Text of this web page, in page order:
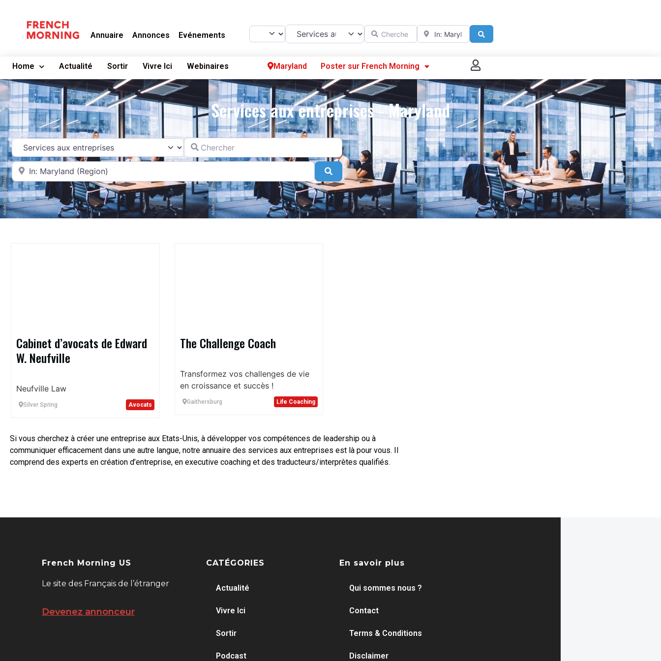
Annuaire Annonces Evénements
Select search type
Catégorie Chercher A proximité de
Home Actualité Sortir Vivre Ici Webinaires Maryland Poster sur French Morning
Se connecter
S’enregistrer
Poster sur French Morning
Services aux entreprises - Maryland
Catégorie Chercher
A proximité de
Search
Cabinet d’avocats de Edward
W. Neufville
Neufville Law
Silver Spring Avocats
The Challenge Coach
Transformez vos challenges de vie
en croissance et succès !
Gaithersburg Life Coaching
Si vous cherchez à créer une entreprise aux Etats-Unis, à développer vos compétences de leadership ou à
communiquer efficacement dans une autre langue, notre annuaire des services aux entreprises est là pour vous. Il
comprend des experts en création d’entreprise, en executive coaching et des traducteurs/interprètes qualifiés.
French Morning US
Le site des Français de l’étranger
Devenez annonceur
CATÉGORIES
Actualité
Vivre Ici
Sortir
Podcast
En savoir plus
Qui sommes nous ?
Contact
Terms & Conditions
Disclaimer